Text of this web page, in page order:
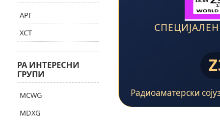
Радиоаматерски
АРГ
ХСТ
РА ИНТЕРЕСНИ
ГРУПИ
MCWG
MDXG